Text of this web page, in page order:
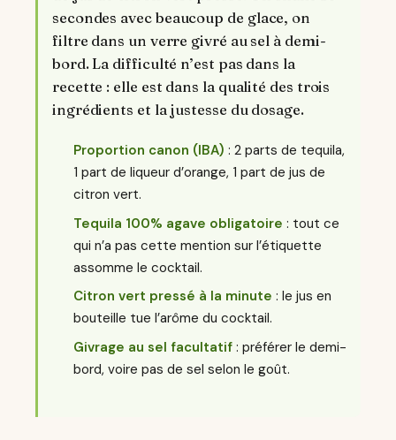
secondes avec beaucoup de glace, on
filtre dans un verre givré au sel à demi-
bord. La difficulté n’est pas dans la
recette : elle est dans la qualité des trois
ingrédients et la justesse du dosage.
Proportion canon (IBA) : 2 parts de tequila,
1 part de liqueur d’orange, 1 part de jus de
citron vert.
Tequila 100% agave obligatoire : tout ce
qui n’a pas cette mention sur l’étiquette
assomme le cocktail.
Citron vert pressé à la minute : le jus en
bouteille tue l’arôme du cocktail.
Givrage au sel facultatif : préférer le demi-
bord, voire pas de sel selon le goût.